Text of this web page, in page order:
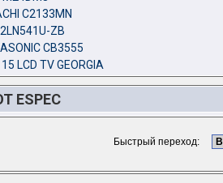
C2133MN
ZB
CB3555
15 LCD TV GEORGIA
ESPEC
Быстрый переход: